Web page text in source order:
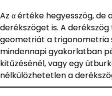
Az α értéke hegyesszög,
derékszöget is. A
geometriát a trigonometria
mindennapi gyakorlatban
kitűzésénél, vagy egy
nélkülözhetetlen a